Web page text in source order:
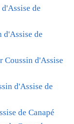
de
d'Assise de
Coussin d'Assise
d'Assise de
de Canapé